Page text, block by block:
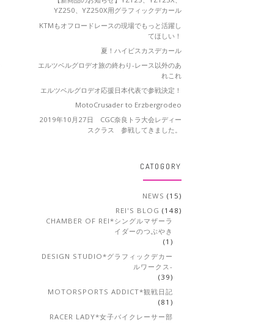
YZ250、YZ250X用グラフィックデカール
KTMもオフロードレースの現場でもっと活躍し
てほしい！
夏！ハイビスカスデカール
エルツベルグロデオ旅の終わり-レース以外のあ
れこれ
エルツベルグロデオ応援日本代表で参戦決定！
MotoCrusader to Erzbergrodeo
2019年10月27日 CGC奈良トラ大会レディー
スクラス 参戦してきました。
CATOGORY
NEWS (15)
REI'S BLOG (148)
CHAMBER OF REI*シングルマザーラ
イダーのつぶやき
(1)
DESIGN STUDIO*グラフィックデカー
ルワークス-
(39)
MOTORSPORTS ADDICT*観戦日記
(81)
RACER LADY*女子バイクレーサー部